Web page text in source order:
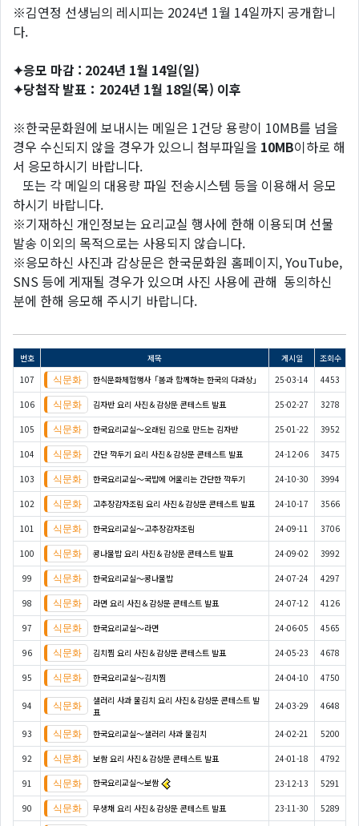
※김연정 선생님의 레시피는 2024년 1월 14일까지 공개합니
다.
✦응모 마감 : 2024년 1월 14일(일)
✦당첨작 발표：2024년 1월 18일(목) 이후
※한국문화원에 보내시는 메일은 1건당 용량이 10MB를 넘을
경우 수신되지 않을 경우가 있으니 첨부파일을 10MB이하로 해
서 응모하시기 바랍니다.
또는 각 메일의 대용량 파일 전송시스템 등을 이용해서 응모
하시기 바랍니다.
※기재하신 개인정보는 요리교실 행사에 한해 이용되며 선물
발송 이외의 목적으로는 사용되지 않습니다.
※응모하신 사진과 감상문은 한국문화원 홈페이지, YouTube,
SNS 등에 게재될 경우가 있으며 사진 사용에 관해 동의하신
분에 한해 응모해 주시기 바랍니다.
번호 제목 게시일
조회수
107
한식문화체험행사「봄과 함께하는 한국의 다과상」 25-03-14 4453
106 김자반 요리 사진＆감상문 콘테스트 발표 25-02-27 3278
105 한국요리교실〜오래된 김으로 만드는 김자반 25-01-22 3952
104 간단 깍두기 요리 사진＆감상문 콘테스트 발표 24-12-06 3475
103 한국요리교실〜국밥에 어울리는 간단한 깍두기 24-10-30 3994
102 고추장감자조림 요리 사진＆감상문 콘테스트 발표 24-10-17 3566
101 한국요리교실〜고추장감자조림 24-09-11 3706
100 콩나물밥 요리 사진＆감상문 콘테스트 발표 24-09-02 3992
99 한국요리교실〜콩나물밥 24-07-24 4297
98 라면 요리 사진＆감상문 콘테스트 발표 24-07-12 4126
97 한국요리교실〜라면 24-06-05 4565
96 김치찜 요리 사진＆감상문 콘테스트 발표 24-05-23 4678
95 한국요리교실〜김치찜 24-04-10 4750
94
샐러리 사과 물김치 요리 사진＆감상문 콘테스트 발
표
24-03-29 4648
93 한국요리교실〜샐러리 사과 물김치 24-02-21 5200
92 보쌈 요리 사진＆감상문 콘테스트 발표 24-01-18 4792
91 한국요리교실〜보쌈 23-12-13 5291
90 무생채 요리 사진＆감상문 콘테스트 발표 23-11-30 5289